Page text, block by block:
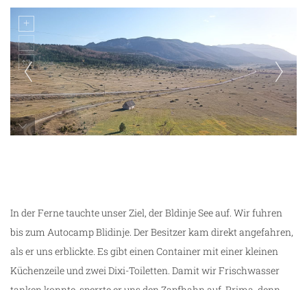
In der Ferne tauchte unser Ziel, der Bldinje See auf. Wir fuhren
bis zum Autocamp Blidinje. Der Besitzer kam direkt angefahren,
als er uns erblickte. Es gibt einen Container mit einer kleinen
Küchenzeile und zwei Dixi-Toiletten. Damit wir Frischwasser